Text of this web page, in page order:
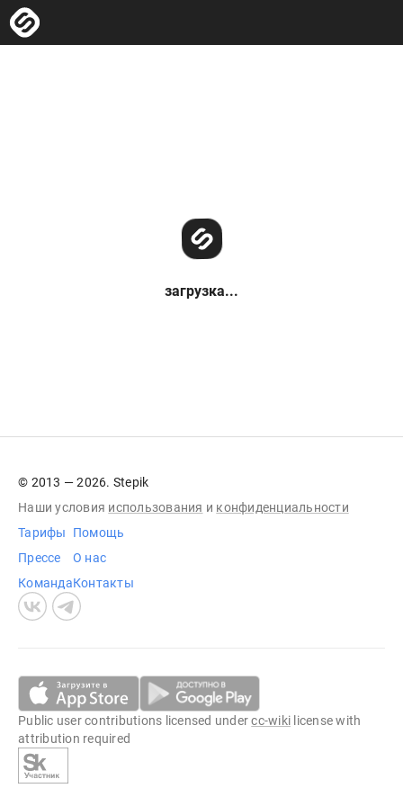
загрузка...
© 2013 — 2026. Stepik
Наши условия использования и конфиденциальности
Тарифы
Прессе
Команда
Помощь
О нас
Контакты
Public user contributions licensed undercc-wiki license with
attribution required